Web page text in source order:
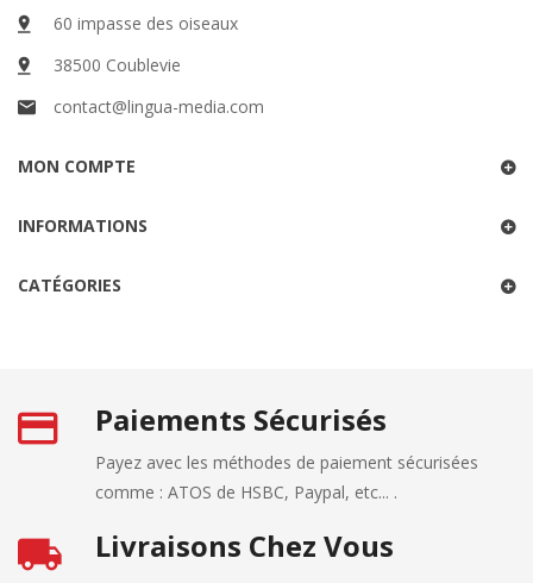
60 impasse des oiseaux
38500 Coublevie
contact@lingua-media.com
MON COMPTE
INFORMATIONS
CATÉGORIES
Paiements Sécurisés
Payez avec les méthodes de paiement sécurisées
comme : ATOS de HSBC, Paypal, etc... .
Livraisons Chez Vous